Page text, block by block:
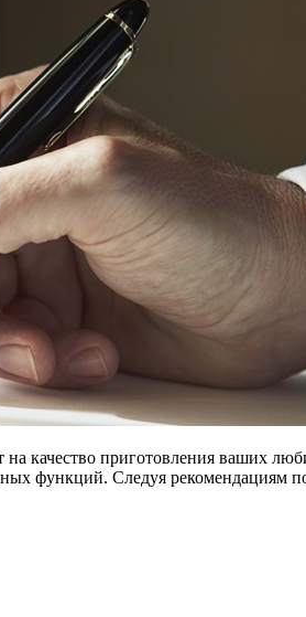
качество приготовления ваших
функций. Следуя рекомендациям